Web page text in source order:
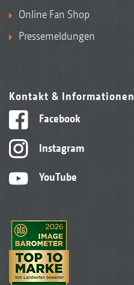
Online Fan Shop
Pressemeldungen
Kontakt & Informationen
Facebook
Instagram
YouTube